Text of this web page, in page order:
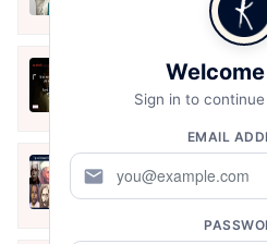
अंतिम ऊँचाई - कुँवर
Stay Safe | TVF's
May 8, 2021
10 Greatest Hindi
Sign in to
EMAIL
mail